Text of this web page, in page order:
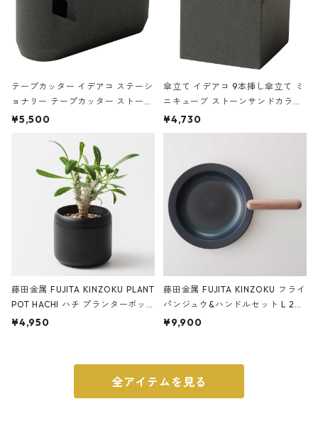
テープカッター イデアコ ステーシ
ョナリー テープカッター ストーン
サンドカラー 石調 ideaco Station
¥5,500
傘立て イデアコ 9本挿し傘立て ミ
ニキューブ ストーンサンドカラー
石調 ideaco Umbrella Stand CUB
E ストーンサンドブラック
¥4,730
藤田金属 FUJITA KINZOKU PLANT
POT HACHI ハチ プランターポッ
ト 3号 ブラック
¥4,950
藤田金属 FUJITA KINZOKU フライ
パンジュウ&ハンドルセット L 24c
m ガス火・IH対応 鉄フライパン
¥9,900
全アイテムを見る